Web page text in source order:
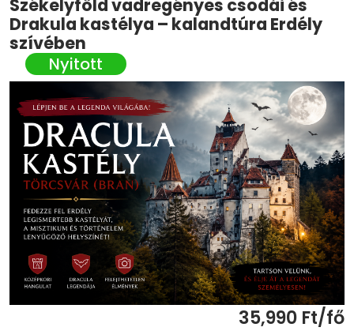
Székelyföld vadregényes csodái és
Drakula kastélya – kalandtúra Erdély
szívében
35,990 Ft/fő